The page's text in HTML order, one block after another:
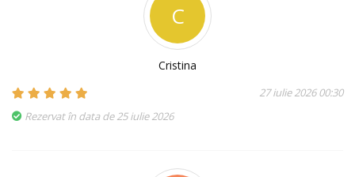
C
Cristina
27 iulie 2026 00:30
Rezervat în data de 25 iulie 2026